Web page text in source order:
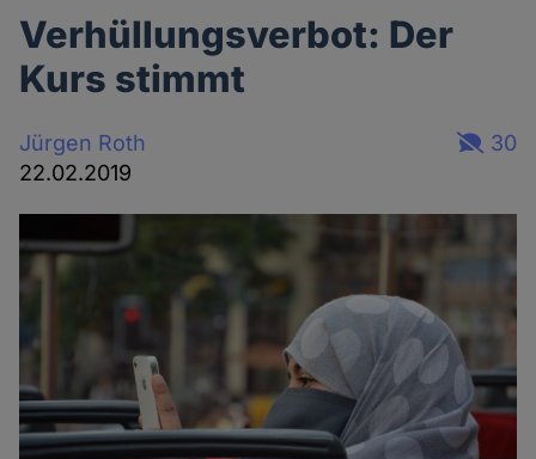
Verhüllungsverbot: Der
Kurs stimmt
Jürgen Roth
22.02.2019
30